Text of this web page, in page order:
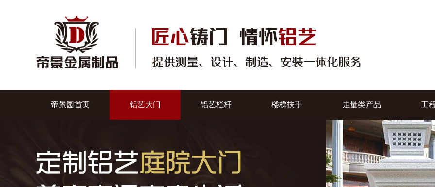
帝景园首页 铝艺大门 铝艺栏杆 楼梯扶手 走量类产品 工